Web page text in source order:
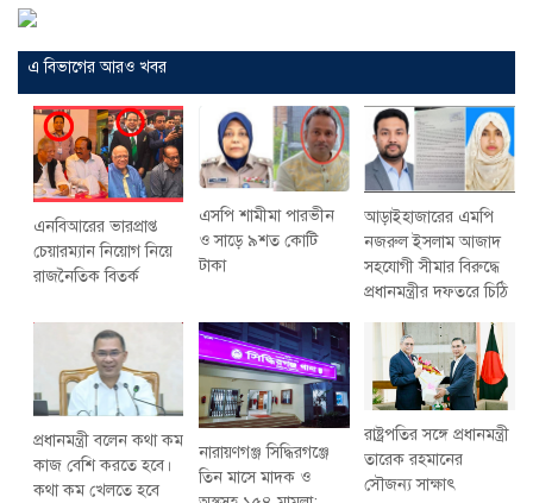
এ বিভাগের আরও খবর
এনবিআরের ভারপ্রাপ্ত
চেয়ারম্যান নিয়োগ নিয়ে
রাজনৈতিক বিতর্ক
এসপি শামীমা পারভীন
ও সাড়ে ৯শত কোটি
টাকা
আড়াইহাজারের এমপি
নজরুল ইসলাম আজাদ
সহযোগী সীমার বিরুদ্ধে
প্রধানমন্ত্রীর দফতরে চিঠি
প্রধানমন্ত্রী বলেন কথা কম
কাজ বেশি করতে হবে।
কথা কম খেলতে হবে
নারায়ণগঞ্জ সিদ্ধিরগঞ্জে
তিন মাসে মাদক ও
রাষ্ট্রপতির সঙ্গে প্রধানমন্ত্রী
তারেক রহমানের
সৌজন্য সাক্ষাৎ